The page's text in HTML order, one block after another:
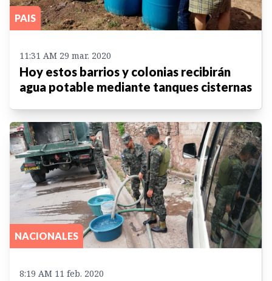
PAIS
11:31 AM 29 mar. 2020
Hoy estos barrios y colonias recibirán
agua potable mediante tanques cisternas
NACIONALES
8:19 AM 11 feb. 2020